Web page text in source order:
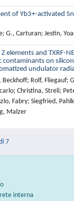
of Yb3+-activated
G., Carturan; Jestin,
elements and TXRF-
contaminants on
undulator
Rolf, Fliegauf;
Christina, Streli;
Fabry; Siegfried,
Malzer
7
interna